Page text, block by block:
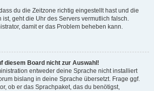
du die Zeitzone richtig eingestellt hast und die
ist, geht die Uhr des Servers vermutlich falsch.
damit er das Problem beheben kann.
diesem Board nicht zur Auswahl!
entweder deine Sprache nicht installiert
bislang in deine Sprache übersetzt. Frage ggf.
ob er das Sprachpaket, das du benötigst,